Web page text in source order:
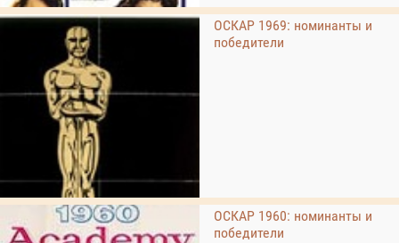
ОСКАР 1969: номинанты и
победители
ОСКАР 1960: номинанты и
победители